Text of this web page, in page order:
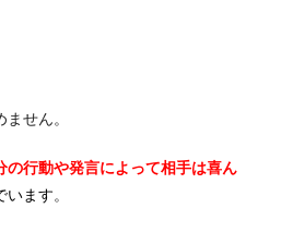
せん。
の行動や発言によって相手は喜ん
います。